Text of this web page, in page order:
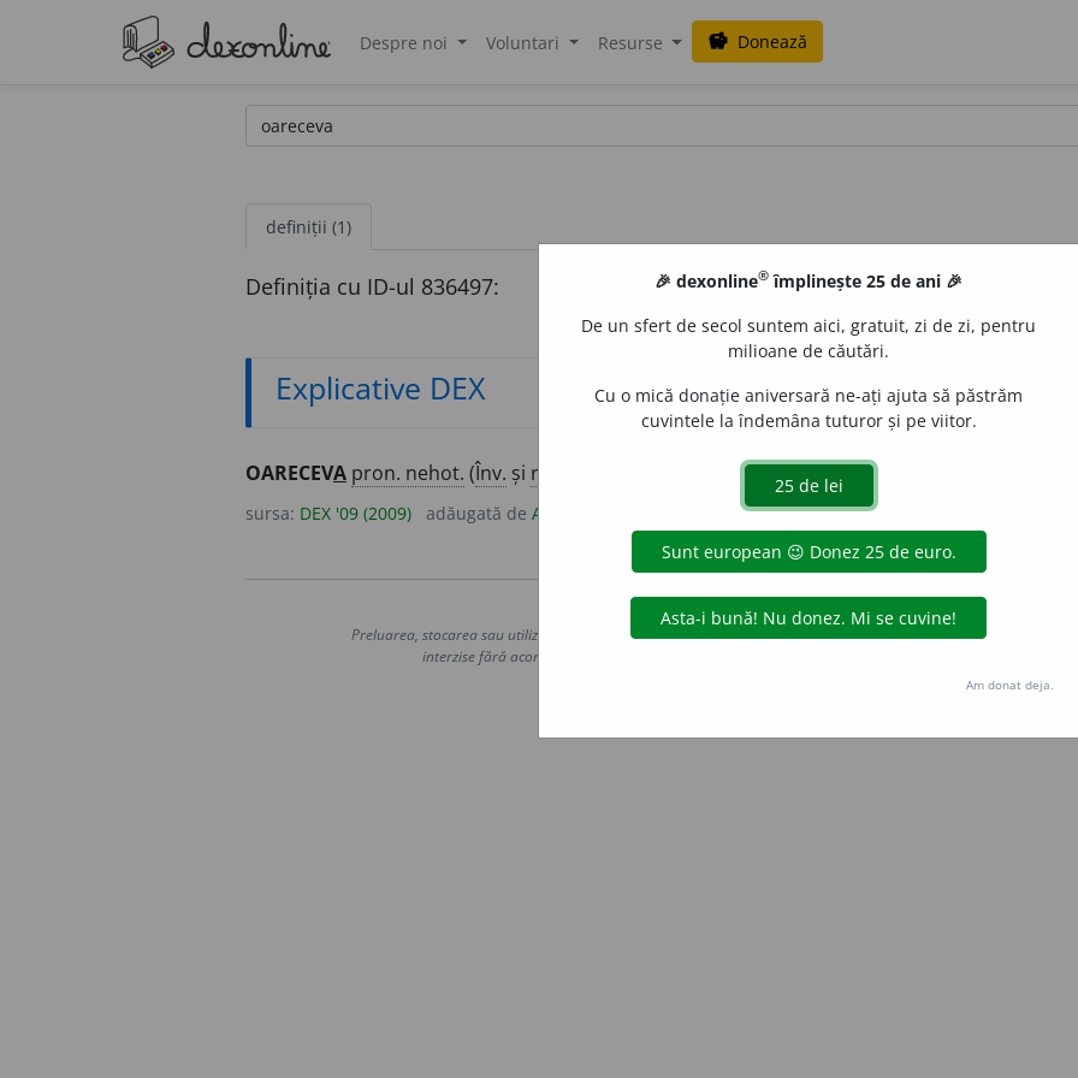
Despre noi Voluntari Resurse savings Donează
definiții (1)
Definiția cu ID-ul 836497:
Explicative DEX
OARECEVA pron. nehot. (Înv. și reg. Oare + ceva.
sursa: DEX '09 (2009) adăugată de Adriana Stoian
Copyright © 2004-2026 dexonline (https://dexonline.ro)
Preluarea, stocarea sau utilizarea datelor de pe acest site, inclusiv prin orice metode de extragere automată
interzise fără acordul nostru prealabil scris, cu excepția seturilor de date oferite oficial spre utilizare
Hosterion
🎉 dexonline® împlinește 25 de ani 🎉
De un sfert de secol suntem aici, gratuit, zi de zi, pentru
milioane de căutări.
Cu o mică donație aniversară ne-ați ajuta să păstrăm
cuvintele la îndemâna tuturor și pe viitor.
Am donat deja.